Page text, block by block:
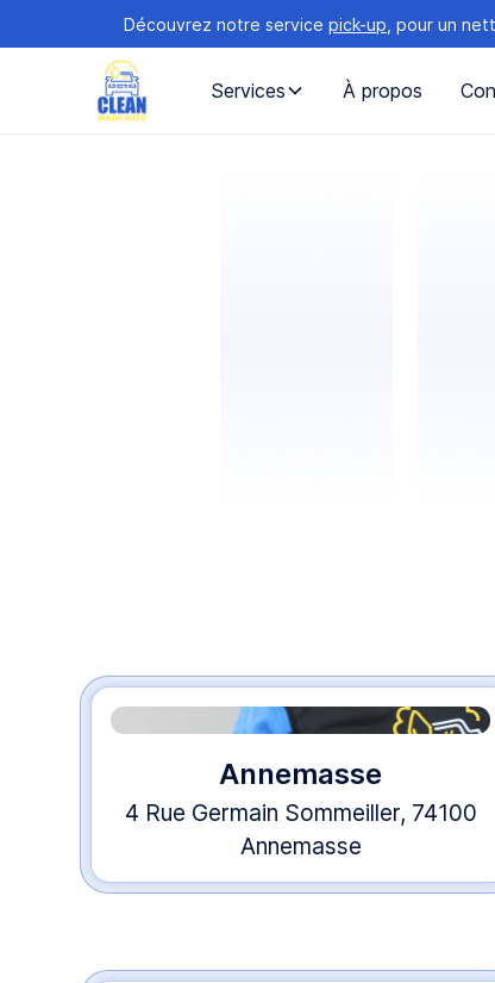
Découvrez notre service pick-up , pour un
Services À propos
Annemasse
4 Rue Germain Sommeiller, 74100
Annemasse